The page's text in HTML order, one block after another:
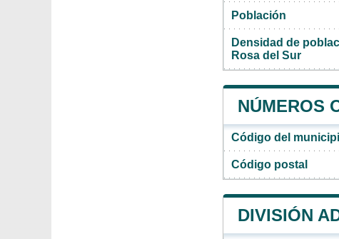
Población
Densidad de
Rosa del Sur
NÚMEROS
Código del
Código postal
DIVISIÓN